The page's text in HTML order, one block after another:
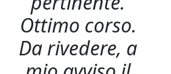
Ottimo corso.
Da rivedere, a